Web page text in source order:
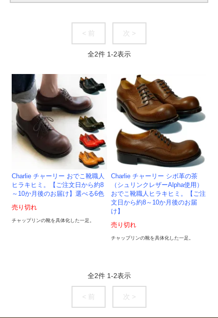
< 前 次 >
全2件 1-2表示
Charlie チャーリー おでこ靴職人
ヒラキヒミ。【ご注文日から約8
～10か月後のお届け】選べる6色
売り切れ
チャップリンの靴を具体化した一足。
Charlie チャーリー シボ革の茶
（シュリンクレザーAlpha使用）
おでこ靴職人ヒラキヒミ。【ご注
文日から約8～10か月後のお届
け】
売り切れ
チャップリンの靴を具体化した一足。
全2件 1-2表示
< 前 次 >